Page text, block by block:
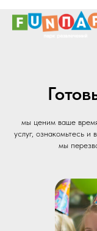
мы ценим ваше
услуг, ознакомьтесь и
мы